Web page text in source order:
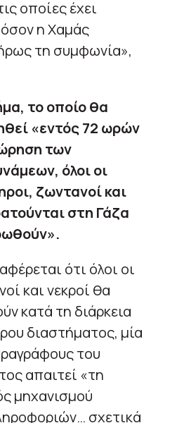
οποίες έχει
η Χαμάς
τη συμφωνία»,
το οποίο θα
«εντός 72 ωρών
των
όλοι οι
ζωντανοί και
στη Γάζα
ότι όλοι οι
και νεκροί θα
κατά τη διάρκεια
διαστήματος, μία
του
απαιτεί «τη
μηχανισμού
σχετικά